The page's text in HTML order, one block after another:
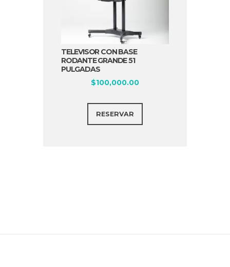
TELEVISOR CON BASE
RODANTE GRANDE 51
PULGADAS
$100,000.00
RESERVAR